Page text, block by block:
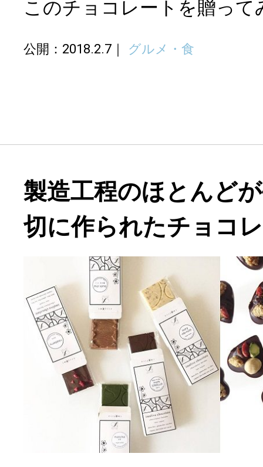
このチョコレートを贈って
公開：2018.2.7 グルメ・食
製造工程のほとんど
切に作られたチョコ